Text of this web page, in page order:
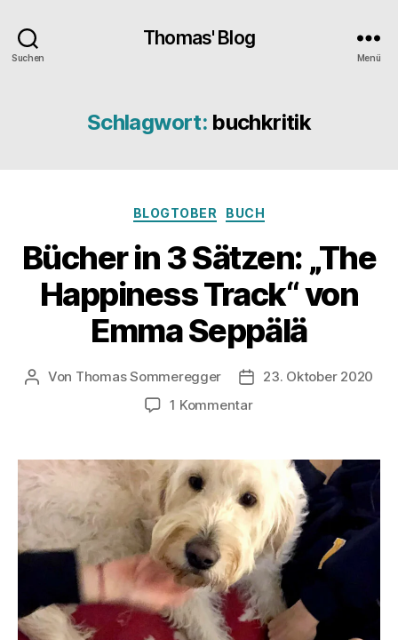
Suchen
Thomas' Blog
Menü
Schlagwort: buchkritik
Kategorien
BLOGTOBER BUCH
Bücher in 3 Sätzen: „The
Happiness Track“ von
Emma Seppälä
Beitragsautor
Von Thomas Sommeregger
23. Oktober 2020
1 Kommentarzu
3
Sätzen:
„The
Happiness
Track“
von
Emma
Seppälä